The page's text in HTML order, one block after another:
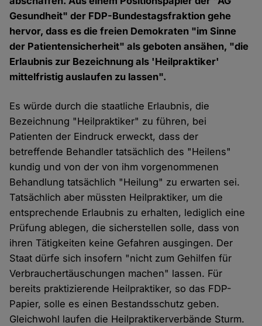
Gesundheit" der FDP-Bundestagsfraktion gehe
hervor, dass es die freien Demokraten "im Sinne
der Patientensicherheit" als geboten ansähen, "die
Erlaubnis zur Bezeichnung als 'Heilpraktiker'
mittelfristig auslaufen zu lassen".
Es würde durch die staatliche Erlaubnis, die
Bezeichnung "Heilpraktiker" zu führen, bei
Patienten der Eindruck erweckt, dass der
betreffende Behandler tatsächlich des "Heilens"
kundig und von der von ihm vorgenommenen
Behandlung tatsächlich "Heilung" zu erwarten sei.
Tatsächlich aber müssten Heilpraktiker, um die
entsprechende Erlaubnis zu erhalten, lediglich eine
Prüfung ablegen, die sicherstellen solle, dass von
ihren Tätigkeiten keine Gefahren ausgingen. Der
Staat dürfe sich insofern "nicht zum Gehilfen für
Verbrauchertäuschungen machen" lassen. Für
bereits praktizierende Heilpraktiker, so das FDP-
Papier, solle es einen Bestandsschutz geben.
Gleichwohl laufen die Heilpraktikerverbände Sturm.